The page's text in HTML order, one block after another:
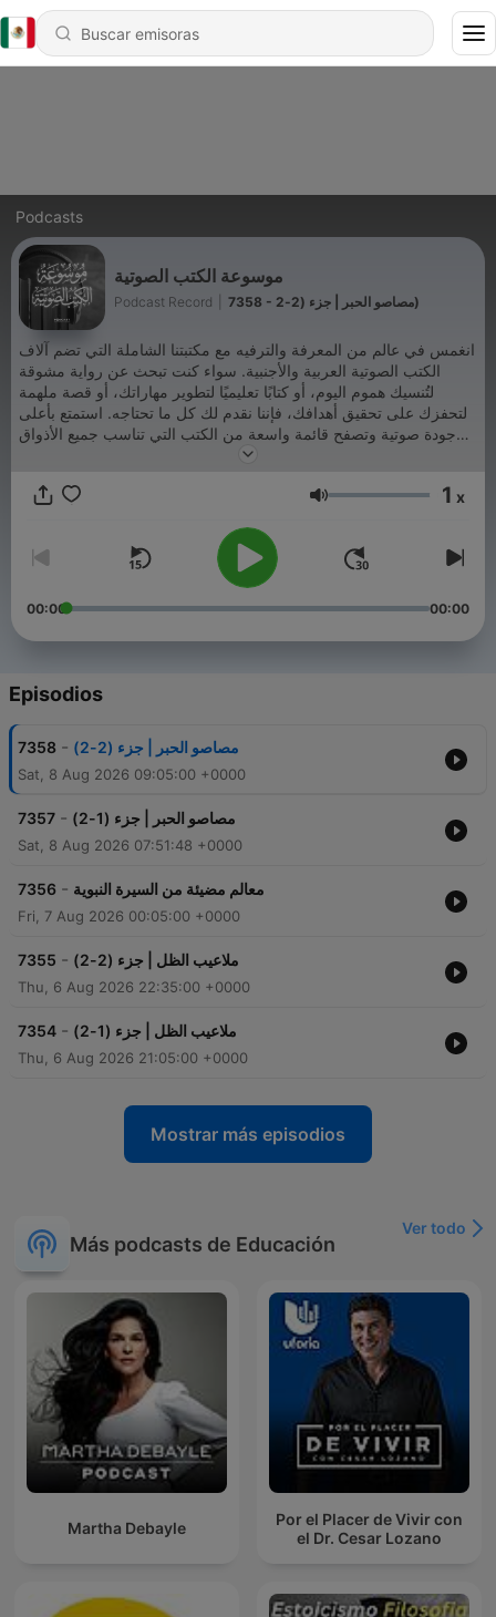
Podcasts
موسوعة الكتب الصوتية
Podcast Record 7358 - مصاصو الحبر | جزء (2-2)
انغمس في عالم من المعرفة والترفيه مع مكتبتنا الشاملة التي تضم آلاف
الكتب الصوتية العربية والأجنبية. سواء كنت تبحث عن رواية مشوقة
لتُنسيك هموم اليوم، أو كتابًا تعليميًا لتطوير مهاراتك، أو قصة ملهمة
لتحفزك على تحقيق أهدافك، فإننا نقدم لك كل ما تحتاجه. استمتع بأعلى
جودة صوتية وتصفح قائمة واسعة من الكتب التي تناسب جميع الأذواق
والأعمار. اشترك الآن واستكشف عالمًا جديدًا من المعرفة والمتعة.
Volumen 1 x
00:00 00:00
Episodios
7358 - مصاصو الحبر | جزء (2-2)
Sat, 8 Aug 2026 09:05:00 +0000
7357 - مصاصو الحبر | جزء (1-2)
Sat, 8 Aug 2026 07:51:48 +0000
7356 - معالم مضيئة من السيرة النبوية
Fri, 7 Aug 2026 00:05:00 +0000
7355 - ملاعيب الظل | جزء (2-2)
Thu, 6 Aug 2026 22:35:00 +0000
7354 - ملاعيب الظل | جزء (1-2)
Thu, 6 Aug 2026 21:05:00 +0000
Mostrar más episodios
Más podcasts de Educación
Ver todo
Martha Debayle
Por el Placer de Vivir con
el Dr. Cesar Lozano